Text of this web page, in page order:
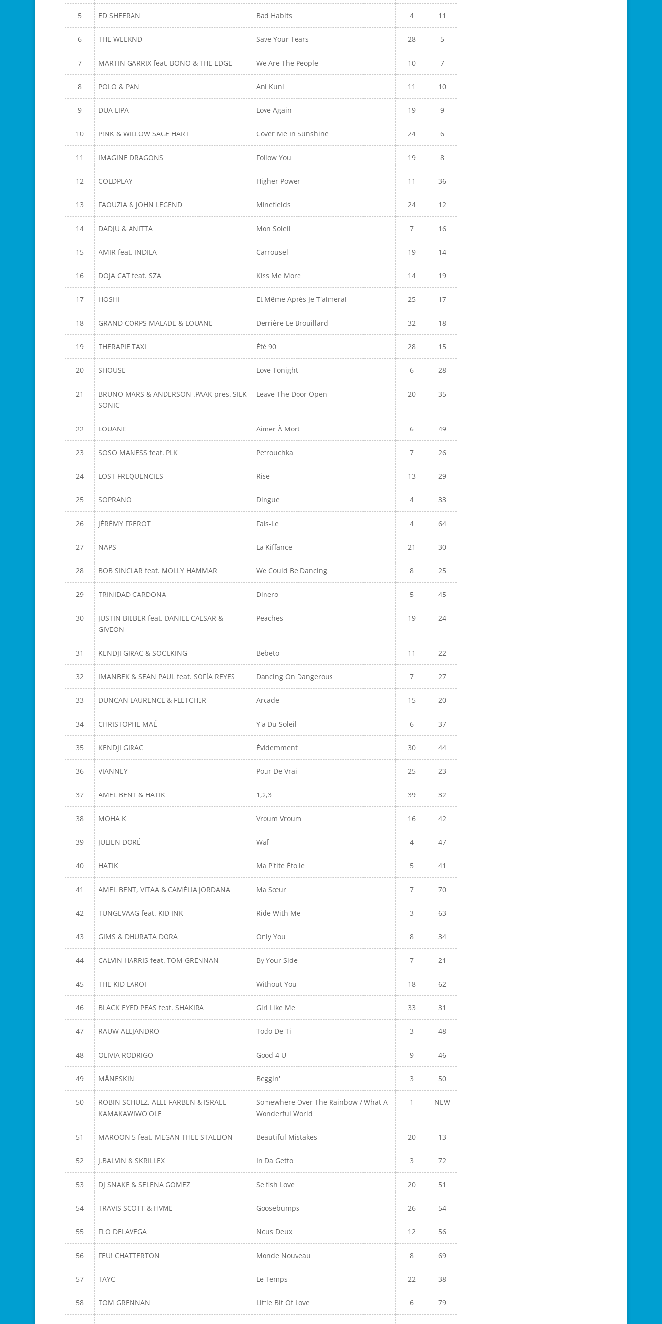
5 ED SHEERAN Bad Habits 4 11
6 THE WEEKND Save Your Tears 28 5
7 MARTIN GARRIX feat. BONO & THE EDGE We Are The People 10 7
8 POLO & PAN Ani Kuni 11 10
9 DUA LIPA Love Again 19 9
10 P!NK & WILLOW SAGE HART Cover Me In Sunshine 24 6
11 IMAGINE DRAGONS Follow You 19 8
12 COLDPLAY Higher Power 11 36
13 FAOUZIA & JOHN LEGEND Minefields 24 12
14 DADJU & ANITTA Mon Soleil 7 16
15 AMIR feat. INDILA Carrousel 19 14
16 DOJA CAT feat. SZA Kiss Me More 14 19
17 HOSHI Et Même Après Je T'aimerai 25 17
18 GRAND CORPS MALADE & LOUANE Derrière Le Brouillard 32 18
19 THERAPIE TAXI Été 90 28 15
20 SHOUSE Love Tonight 6 28
21
BRUNO MARS & ANDERSON .PAAK pres. SILK
SONIC
Leave The Door Open 20 35
22 LOUANE Aimer À Mort 6 49
23 SOSO MANESS feat. PLK Petrouchka 7 26
24 LOST FREQUENCIES Rise 13 29
25 SOPRANO Dingue 4 33
26 JÉRÉMY FREROT Fais-Le 4 64
27 NAPS La Kiffance 21 30
28 BOB SINCLAR feat. MOLLY HAMMAR We Could Be Dancing 8 25
29 TRINIDAD CARDONA Dinero 5 45
30
JUSTIN BIEBER feat. DANIEL CAESAR &
GIVĒON
Peaches 19 24
31 KENDJI GIRAC & SOOLKING Bebeto 11 22
32 IMANBEK & SEAN PAUL feat. SOFÍA REYES Dancing On Dangerous 7 27
33 DUNCAN LAURENCE & FLETCHER Arcade 15 20
34 CHRISTOPHE MAÉ Y'a Du Soleil 6 37
35 KENDJI GIRAC Évidemment 30 44
36 VIANNEY Pour De Vrai 25 23
37 AMEL BENT & HATIK 1,2,3 39 32
38 MOHA K Vroum Vroum 16 42
39 JULIEN DORÉ Waf 4 47
40 HATIK Ma P'tite Étoile 5 41
41 AMEL BENT, VITAA & CAMÉLIA JORDANA Ma Sœur 7 70
42 TUNGEVAAG feat. KID INK Ride With Me 3 63
43 GIMS & DHURATA DORA Only You 8 34
44 CALVIN HARRIS feat. TOM GRENNAN By Your Side 7 21
45 THE KID LAROI Without You 18 62
46 BLACK EYED PEAS feat. SHAKIRA Girl Like Me 33 31
47 RAUW ALEJANDRO Todo De Ti 3 48
48 OLIVIA RODRIGO Good 4 U 9 46
49 MÅNESKIN Beggin' 3 50
50
ROBIN SCHULZ, ALLE FARBEN & ISRAEL
KAMAKAWIWO'OLE
Somewhere Over The Rainbow / What A
Wonderful World
1 NEW
51 MAROON 5 feat. MEGAN THEE STALLION Beautiful Mistakes 20 13
52 J.BALVIN & SKRILLEX In Da Getto 3 72
53 DJ SNAKE & SELENA GOMEZ Selfish Love 20 51
54 TRAVIS SCOTT & HVME Goosebumps 26 54
55 FLO DELAVEGA Nous Deux 12 56
56 FEU! CHATTERTON Monde Nouveau 8 69
57 TAYC Le Temps 22 38
58 TOM GRENNAN Little Bit Of Love 6 79